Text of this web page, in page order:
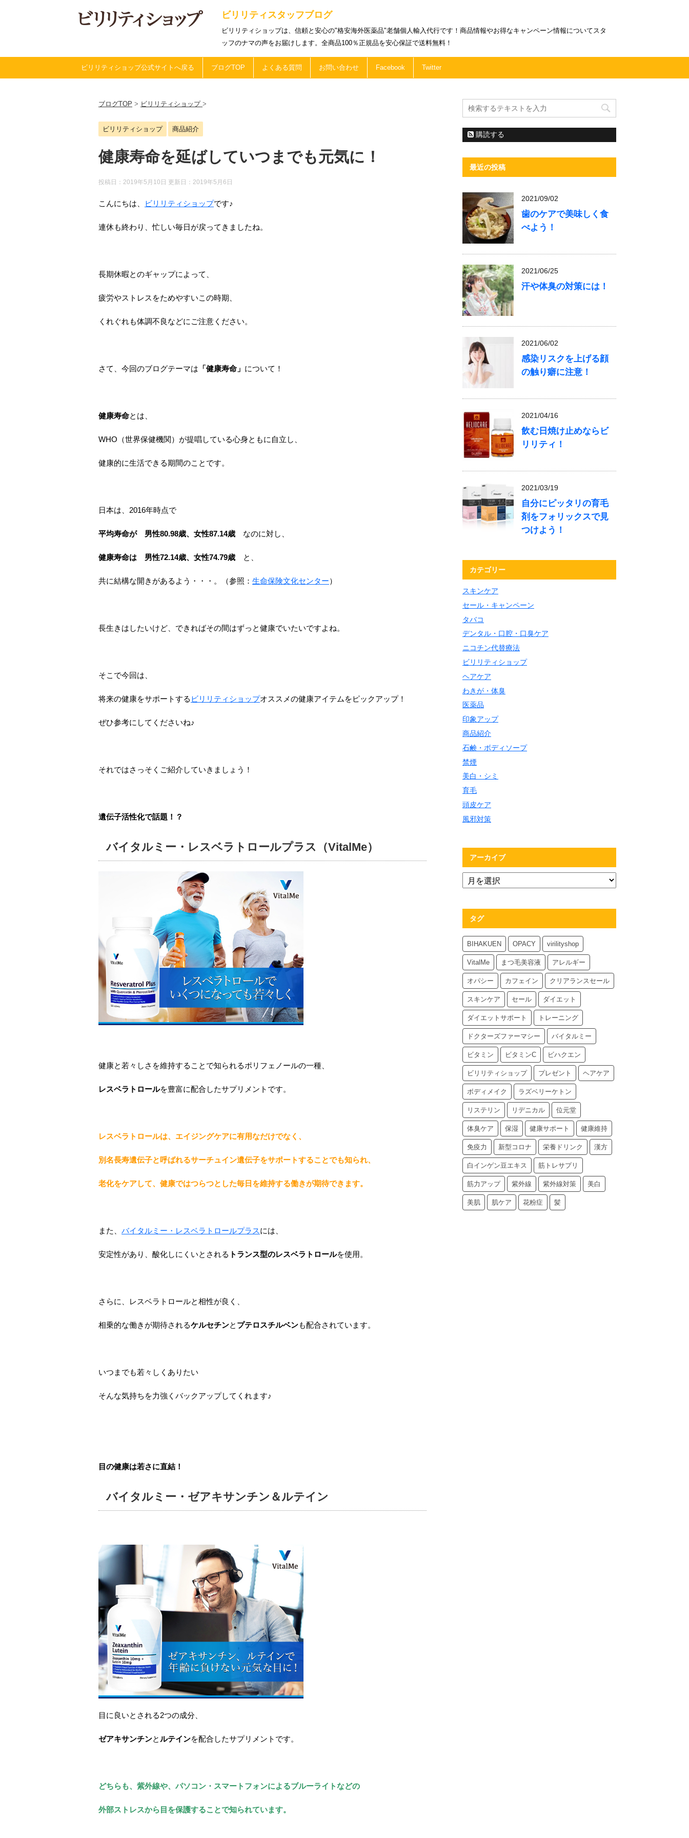
ビリリティスタッフブログ
ビリリティショップは、信頼と安心の"格安海外医薬品"老舗個人輸入代行です！商品情報やお得なキャンペーン情報についてスタ
ッフのナマの声をお届けします。全商品100％正規品を安心保証で送料無料！
ビリリティショップ公式サイトへ戻る ブログTOP よくある質問 お問い合わせ Facebook Twitter
ブログTOP > ビリリティショップ >
ビリリティショップ 商品紹介
健康寿命を延ばしていつまでも元気に！
投稿日：2019年5月10日 更新日： 2019年5月6日
こんにちは、 ビリリティショップです♪
連休も終わり、忙しい毎日が戻ってきましたね。
長期休暇とのギャップによって、
疲労やストレスをためやすいこの時期、
くれぐれも体調不良などにご注意ください。
さて、今回のブログテーマは 「健康寿命」 について！
健康寿命とは、
WHO（世界保健機関）が提唱している心身ともに自立し、
健康的に生活できる期間のことです。
日本は、2016年時点で
平均寿命が 男性80.98歳、女性87.14歳 なのに対し、
健康寿命は 男性72.14歳、女性74.79歳 と、
共に結構な開きがあるよう・・・。（参照： 生命保険文化センター）
長生きはしたいけど、できればその間はずっと健康でいたいですよね。
そこで今回は、
将来の健康をサポートする ビリリティショップオススメの健康アイテムをピックアップ！
ぜひ参考にしてくださいね♪
それではさっそくご紹介していきましょう！
遺伝子活性化で話題！？
バイタルミー・レスベラトロールプラス（VitalMe）
健康と若々しさを維持することで知られるポリフェノールの一種、
レスベラトロールを豊富に配合したサプリメントです。
レスベラトロールは、エイジングケアに有用なだけでなく、
別名長寿遺伝子と呼ばれるサーチュイン遺伝子をサポートすることでも知られ、
老化をケアして、健康ではつらつとした毎日を維持する働きが期待できます。
また、 バイタルミー・レスベラトロールプラスには、
安定性があり、酸化しにくいとされる トランス型のレスベラトロールを使用。
さらに、レスベラトロールと相性が良く、
相乗的な働きが期待されるケルセチンと プテロスチルベンも配合されています。
いつまでも若々しくありたい
そんな気持ちを力強くバックアップしてくれます♪
目の健康は若さに直結！
バイタルミー・ゼアキサンチン＆ルテイン
目に良いとされる2つの成分、
ゼアキサンチンと ルテインを配合したサプリメントです。
どちらも、紫外線や、パソコン・スマートフォンによるブルーライトなどの
外部ストレスから目を保護することで知られています。
購読する
最近の投稿
2021/09/02
歯のケアで美味しく食
べよう！
2021/06/25
汗や体臭の対策には！
2021/06/02
感染リスクを上げる顔
の触り癖に注意！
2021/04/16
飲む日焼け止めならビ
リリティ！
2021/03/19
自分にピッタリの育毛
剤をフォリックスで見
つけよう！
カテゴリー
スキンケア
セール・キャンペーン
タバコ
デンタル・口腔・口臭ケア
ニコチン代替療法
ビリリティショップ
ヘアケア
わきが・体臭
医薬品
印象アップ
商品紹介
石鹸・ボディソープ
禁煙
美白・シミ
育毛
頭皮ケア
風邪対策
アーカイブ
タグ
BIHAKUEN OPACY virilityshop
VitalMe まつ毛美容液 アレルギー
オパシー カフェイン クリアランスセール
スキンケア セール ダイエット
ダイエットサポート トレーニング
ドクターズファーマシー バイタルミー
ビタミン ビタミンC ビハクエン
ビリリティショップ プレゼント ヘアケア
ボディメイク ラズベリーケトン
リステリン リデニカル 位元堂
体臭ケア 保湿 健康サポート 健康維持
免疫力 新型コロナ 栄養ドリンク 漢方
白インゲン豆エキス 筋トレサプリ
筋力アップ 紫外線 紫外線対策 美白
美肌 肌ケア 花粉症 髪